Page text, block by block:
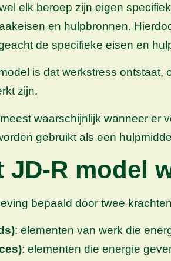
elk beroep zijn eigen
en hulpbronnen.
de specifieke eisen en
is dat werkstress
zijn.
waarschijnlijk wanneer
gebruikt als een
JD-R model
bepaald door twee
: elementen van werk die
: elementen die energie